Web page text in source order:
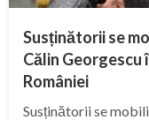
Susținătorii se
Călin Georgescu
României
Susținătorii se